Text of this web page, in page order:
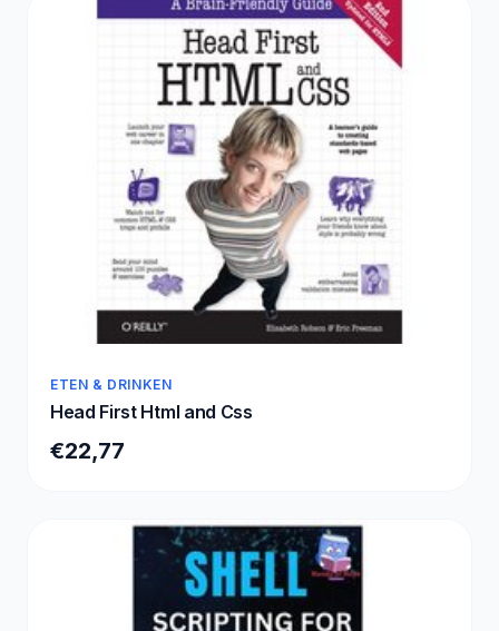
ETEN & DRINKEN
Head First Html and Css
€22,77